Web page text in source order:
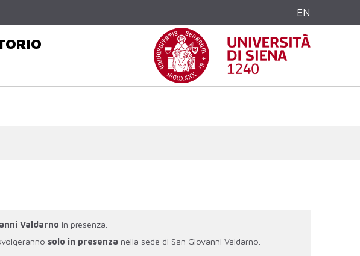
EN
Valdarno in presenza.
solo in presenza nella sede di San Giovanni Valdarno.